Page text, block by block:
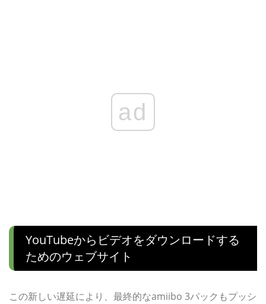
ad
YouTubeからビデオをダウンロードする
ためのウェブサイト
この新しい遅延により、最終的なamiibo 3パックもプッシ